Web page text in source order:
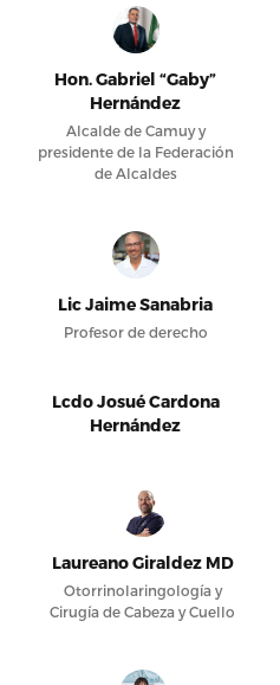
Hon. Gabriel “Gaby”
Hernández
Alcalde de Camuy y
presidente de la Federación
de Alcaldes
Lic Jaime Sanabria
Profesor de derecho
Lcdo Josué Cardona
Hernández
Laureano Giraldez MD
Otorrinolaringología y
Cirugía de Cabeza y Cuello